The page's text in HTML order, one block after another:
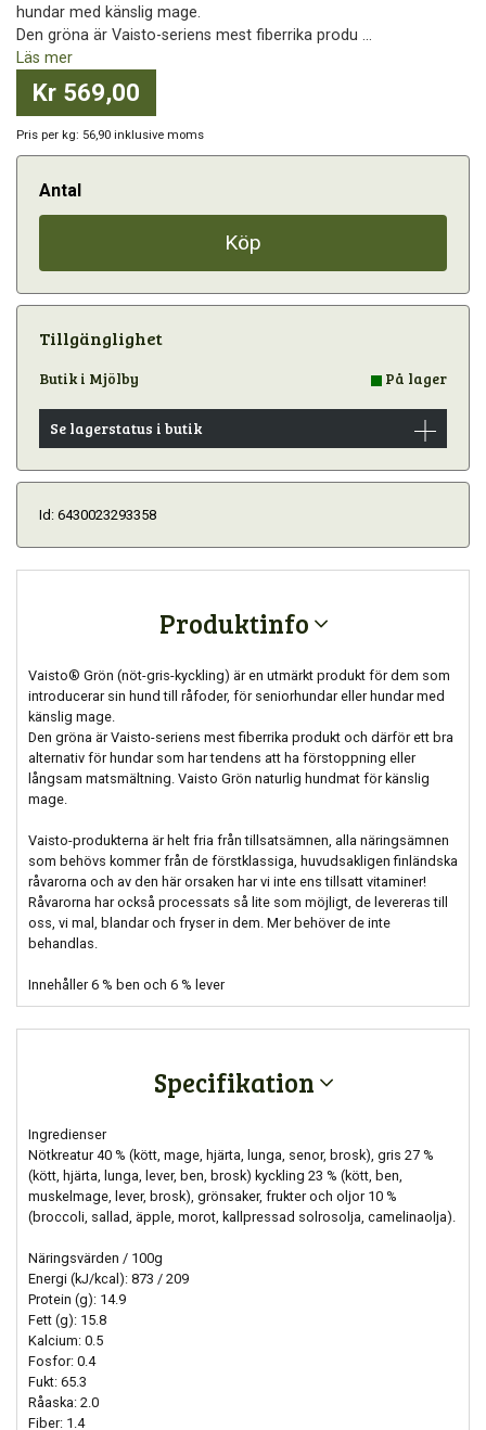
hundar med känslig mage.
Den gröna är Vaisto-seriens mest fiberrika produ ...
Läs mer
Kr 569,00
Pris per kg: 56,90 inklusive moms
Antal
Köp
Tillgänglighet
Butik i Mjölby På lager
Se lagerstatus i butik
Id: 6430023293358
Produktinfo
Vaisto® Grön (nöt-gris-kyckling) är en utmärkt produkt för dem som
introducerar sin hund till råfoder, för seniorhundar eller hundar med
känslig mage.
Den gröna är Vaisto-seriens mest fiberrika produkt och därför ett bra
alternativ för hundar som har tendens att ha förstoppning eller
långsam matsmältning. Vaisto Grön naturlig hundmat för känslig
mage.
Vaisto-produkterna är helt fria från tillsatsämnen, alla näringsämnen
som behövs kommer från de förstklassiga, huvudsakligen finländska
råvarorna och av den här orsaken har vi inte ens tillsatt vitaminer!
Råvarorna har också processats så lite som möjligt, de levereras till
oss, vi mal, blandar och fryser in dem. Mer behöver de inte
behandlas.
Innehåller 6 % ben och 6 % lever
Specifikation
Ingredienser
Nötkreatur 40 % (kött, mage, hjärta, lunga, senor, brosk), gris 27 %
(kött, hjärta, lunga, lever, ben, brosk) kyckling 23 % (kött, ben,
muskelmage, lever, brosk), grönsaker, frukter och oljor 10 %
(broccoli, sallad, äpple, morot, kallpressad solrosolja, camelinaolja).
Näringsvärden / 100g
Energi (kJ/kcal): 873 / 209
Protein (g): 14.9
Fett (g): 15.8
Kalcium: 0.5
Fosfor: 0.4
Fukt: 65.3
Råaska: 2.0
Fiber: 1.4